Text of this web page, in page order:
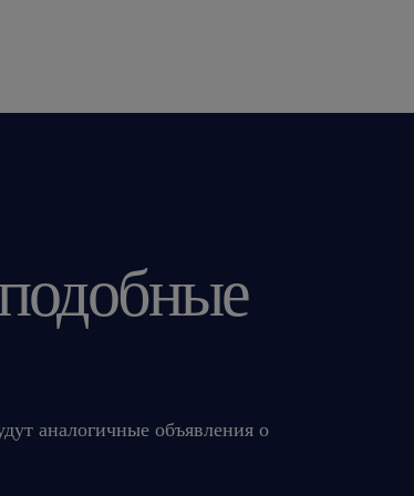
życia
Atrakcyjne
brutto (w zależności od
Jasną ścieżkę awansu:
аналогичные объявления о